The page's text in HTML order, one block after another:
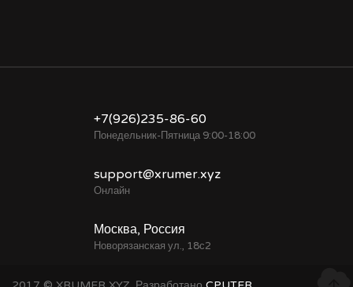
+7(926)235-86-60
Понедельник-Пятница 9:00-18:00
support@xrumer.xyz
Онлайн
Москва, Россия
Новорязанская ул., 18с2